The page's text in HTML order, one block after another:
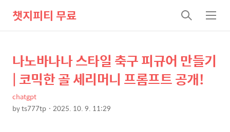
챗지피티 무료
검
색
메
뉴
상
세
컨
텐
본
문
제
목
나노바나나 스타일 축구 피규어 만들기
| 코믹한 골 세리머니 프롬프트 공개!
chatgpt
byts777tp 2025. 10. 9. 11:29